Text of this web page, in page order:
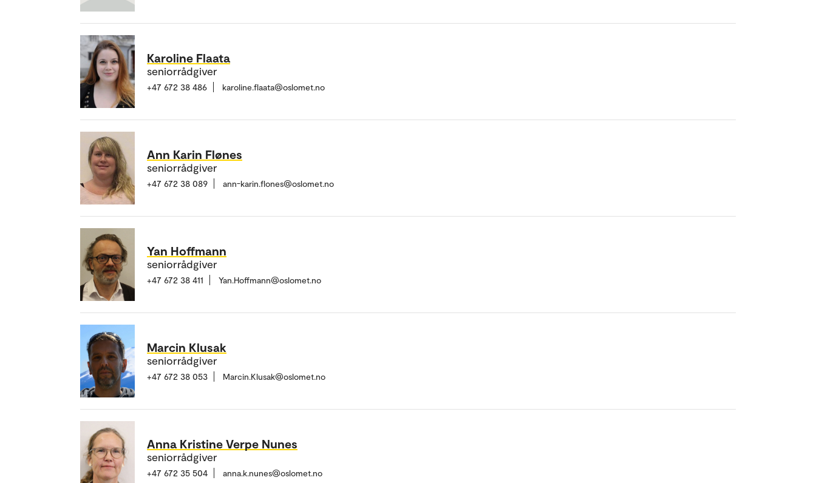
Karoline Flaata
seniorrådgiver
+47 672 38 486 karoline.flaata@oslomet.no
Ann Karin Flønes
seniorrådgiver
+47 672 38 089 ann-karin.flones@oslomet.no
Yan Hoffmann
seniorrådgiver
+47 672 38 411 Yan.Hoffmann@oslomet.no
Marcin Klusak
seniorrådgiver
+47 672 38 053 Marcin.Klusak@oslomet.no
Anna Kristine Verpe Nunes
seniorrådgiver
+47 672 35 504 anna.k.nunes@oslomet.no